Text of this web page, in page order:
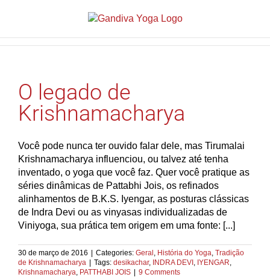
O legado de
Krishnamacharya
Você pode nunca ter ouvido falar dele, mas Tirumalai
Krishnamacharya influenciou, ou talvez até tenha
inventado, o yoga que você faz. Quer você pratique as
séries dinâmicas de Pattabhi Jois, os refinados
alinhamentos de B.K.S. Iyengar, as posturas clássicas
de Indra Devi ou as vinyasas individualizadas de
Viniyoga, sua prática tem origem em uma fonte: [...]
30 de março de 2016 Categories: Geral , História do Yoga, Tradição
de Krishnamacharya
Tags: desikachar, INDRA DEVI , IYENGAR,
Krishnamacharya, PATTHABI JOIS
9 Comments